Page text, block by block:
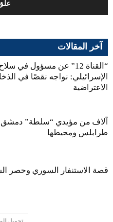
آخر المقالات
“القناة 12” عن مسؤول في
الإسرائيلي: نواجه نقصًا في
الاعتراضية
آلاف من مؤيدي “سلطة”
طرابلس ومحيطها
قصة الاستنفار السوري وحصر